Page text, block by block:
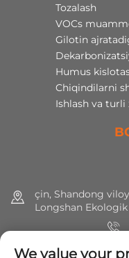
Tozalash
VOCs
Gilotin
Humus
Chiqindilarni
Ishlash va turli
çin, Shandong
Longshan
We value your